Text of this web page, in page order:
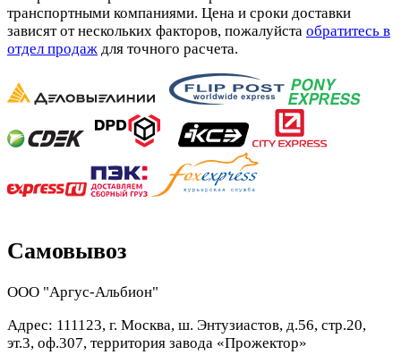
транспортными компаниями. Цена и сроки доставки
зависят от нескольких факторов, пожалуйста обратитесь в
отдел продаж для точного расчета.
Самовывоз
ООО "Аргус-Альбион"
Адрес: 111123, г. Москва, ш. Энтузиастов, д.56, стр.20,
эт.3, оф.307, территория завода «Прожектор»